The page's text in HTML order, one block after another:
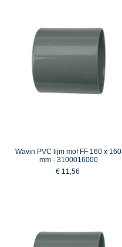
Wavin PVC lijm mof FF 160 x 160
mm - 3100016000
€ 11,56